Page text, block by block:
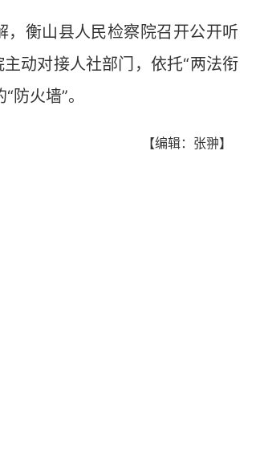
衡山县人民检察院召开公开听
动对接人社部门，依托“两法衔
火墙”。
【编辑：张翀】